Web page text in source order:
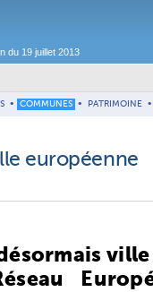
du 19 juillet 2013
• COMMUNES • PATRIMOINE •
européenne